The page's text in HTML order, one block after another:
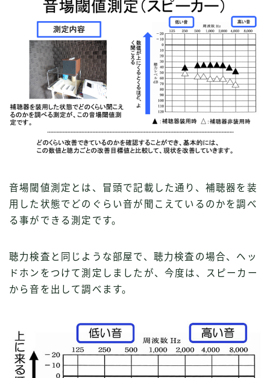
音場閾値測定とは、冒頭で記載した通り、補聴器を装
用した状態でどのぐらい音が聞こえているのかを調べ
る事ができる測定です。
聴力検査と同じような部屋で、聴力検査の場合、ヘッ
ドホンをつけて測定しましたが、今度は、スピーカー
から音を出して調べます。